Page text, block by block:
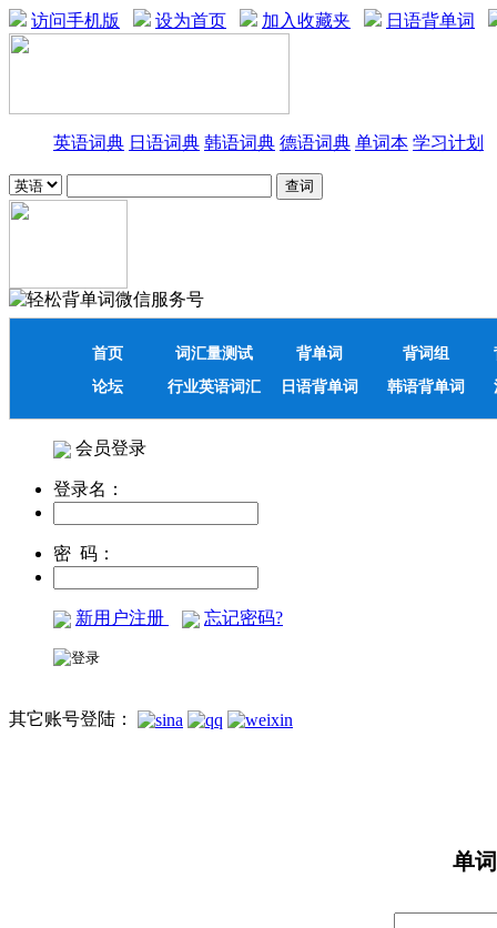
访问手机版 设为首页 加入收藏夹 日语背单词
英语词典 日语词典 韩语词典 德语词典 单词本 学习计划
首页 词汇量测试 背单词 背词组
论坛
行业英语词汇 日语背单词 韩语背单词
会员登录
登录名：
密 码：
新用户注册 忘记密码?
其它账号登陆：
单